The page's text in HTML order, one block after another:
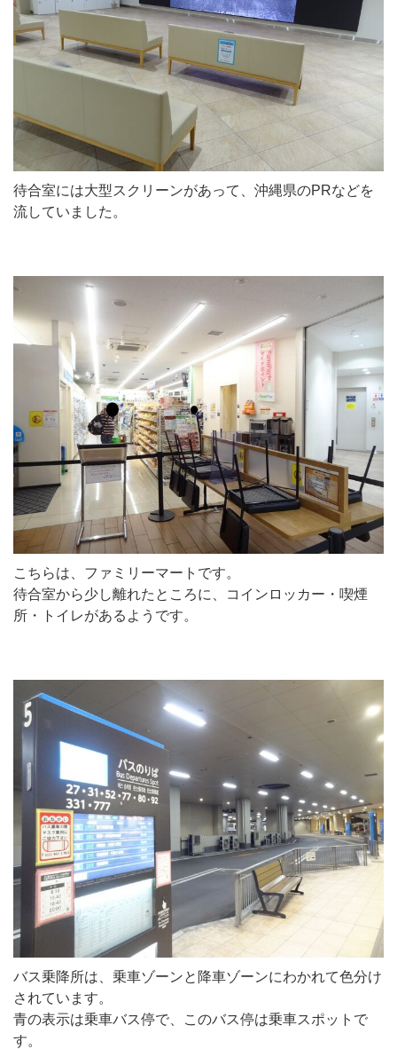
待合室には大型スクリーンがあって、沖縄県のPRなどを
流していました。
こちらは、ファミリーマートです。
待合室から少し離れたところに、コインロッカー・喫煙
所・トイレがあるようです。
バス乗降所は、乗車ゾーンと降車ゾーンにわかれて色分け
されています。
青の表示は乗車バス停で、このバス停は乗車スポットで
す。